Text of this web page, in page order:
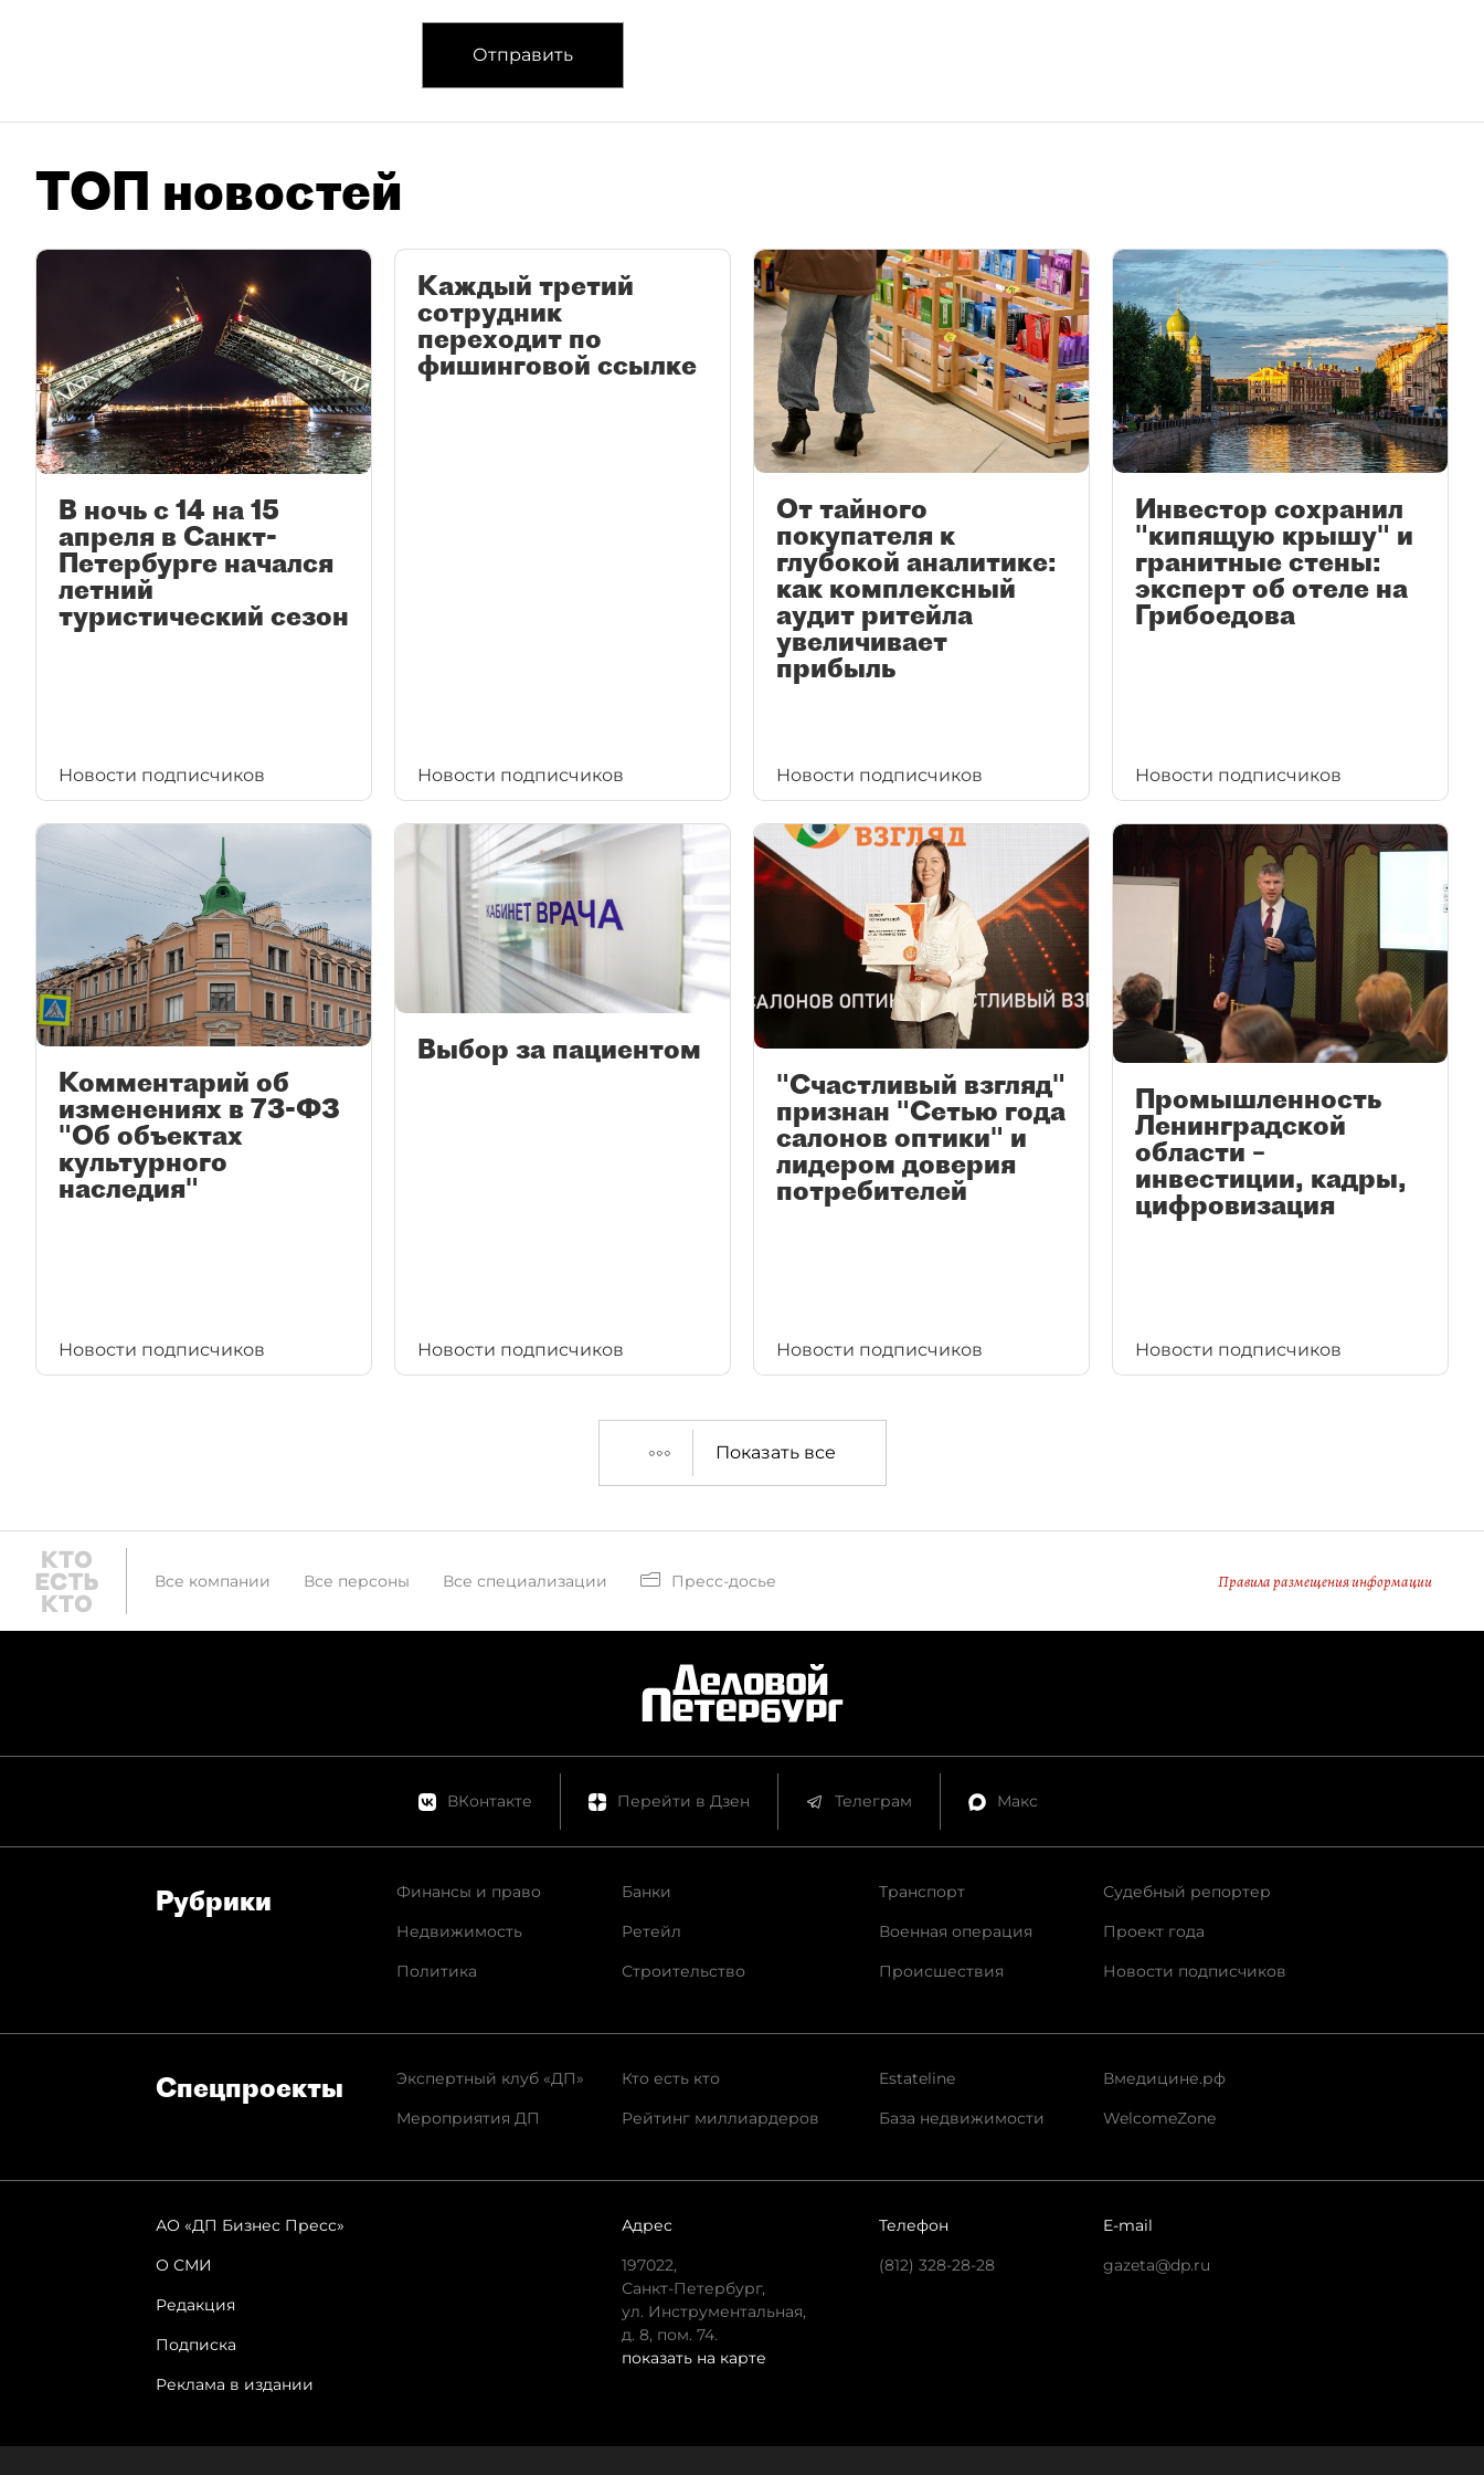
Отправить
ТОП новостей
В ночь с 14 на 15
апреля в Санкт-
Петербурге начался
летний
туристический сезон
Новости подписчиков
Каждый третий
сотрудник
переходит по
фишинговой ссылке
Новости подписчиков
От тайного
покупателя к
глубокой аналитике:
как комплексный
аудит ритейла
увеличивает
прибыль
Новости подписчиков
Инвестор сохранил
"кипящую крышу" и
гранитные стены:
эксперт об отеле на
Грибоедова
Новости подписчиков
Комментарий об
изменениях в 73-ФЗ
"Об объектах
культурного
наследия"
Новости подписчиков
Выбор за пациентом
Новости подписчиков
"Счастливый взгляд"
признан "Сетью года
салонов оптики" и
лидером доверия
потребителей
Новости подписчиков
Промышленность
Ленинградской
области –
инвестиции, кадры,
цифровизация
Новости подписчиков
Показать все
Все компании Все персоны Все специализации Пресс-досье Правила размещения информации
ВКонтакте Перейти в Дзен Телеграм Макс
Рубрики
Финансы и право
Недвижимость
Политика
Банки
Ретейл
Строительство
Транспорт
Военная операция
Происшествия
Судебный репортер
Проект года
Новости подписчиков
Спец­проекты
Экспертный клуб «ДП»
Мероприятия ДП
Кто есть кто
Рейтинг миллиардеров
Estateline
База недвижимости
Вмедицине.рф
WelcomeZone
АО «ДП Бизнес Пресс»
О СМИ
Редакция
Подписка
Реклама в издании
Адрес
197022,
Санкт-Петербург,
ул. Инструментальная,
д. 8, пом. 74.
показать на карте
Телефон
(812) 328-28-28
E-mail
gazeta@dp.ru